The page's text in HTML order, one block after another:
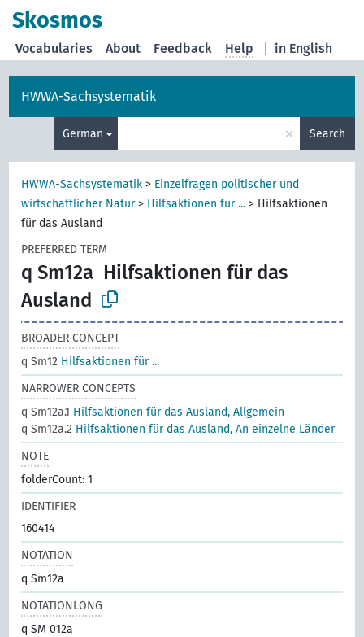
Skosmos
in English
Vocabularies About Feedback Help
HWWA-Sachsystematik
German × Search
HWWA-Sachsystematik > Einzelfragen politischer und
wirtschaftlicher Natur> Hilfsaktionen für ... > Hilfsaktionen
für das Ausland
PREFERRED TERM
q Sm12a Hilfsaktionen für das
Ausland
BROADER CONCEPT
q Sm12 Hilfsaktionen für ...
NARROWER CONCEPTS
q Sm12a.1 Hilfsaktionen für das Ausland, Allgemein
q Sm12a.2 Hilfsaktionen für das Ausland, An einzelne Länder
NOTE
folderCount: 1
IDENTIFIER
160414
NOTATION
q Sm12a
NOTATIONLONG
q SM 012a